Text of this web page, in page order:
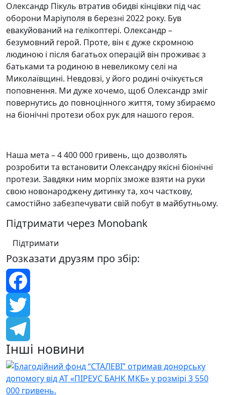
Розказати друзям про збір:
Facebook
Twitter
Telegram
Олександр Пікуль втратив обидві кінцівки під час
оборони Маріуполя в березні 2022 року. Був
евакуйований на гелікоптері. Олександр –
безумовний герой. Проте, він є дуже скромною
людиною і після багатьох операцій він проживає з
батьками та родиною в невеликому селі на
Миколаївщині. Невдовзі, у його родині очікується
поповнення. Ми дуже хочемо, щоб Олександр зміг
повернутись до повноцінного життя, тому збираємо
на біонічні протези обох рук для нашого героя.
Наша мета – 4 400 000 гривень, що дозволять
розробити та встановити Олександру якісні біонічні
протези. Завдяки ним морпіх зможе взяти на руки
свою новонароджену дитинку та, хоч часткову,
самостійно забезпечувати свій побут в майбутньому.
Підтримати через Monobank
Підтримати
Інші новини